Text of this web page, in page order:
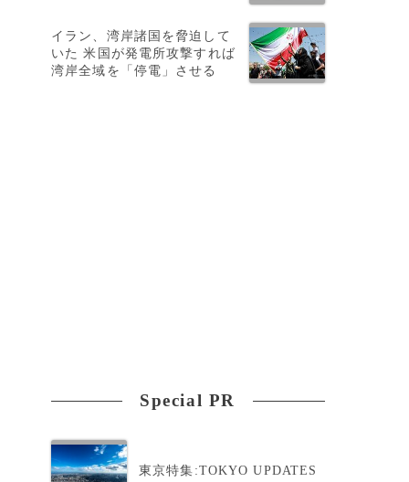
イラン、湾岸諸国を脅迫して
いた 米国が発電所攻撃すれば
湾岸全域を「停電」させる
Special PR
東京特集:TOKYO UPDATES